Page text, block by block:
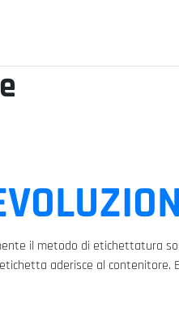
il metodo di etichettatura
aderisce al contenitore.